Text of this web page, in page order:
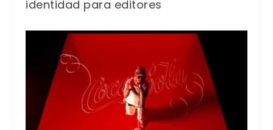
identidad para editores